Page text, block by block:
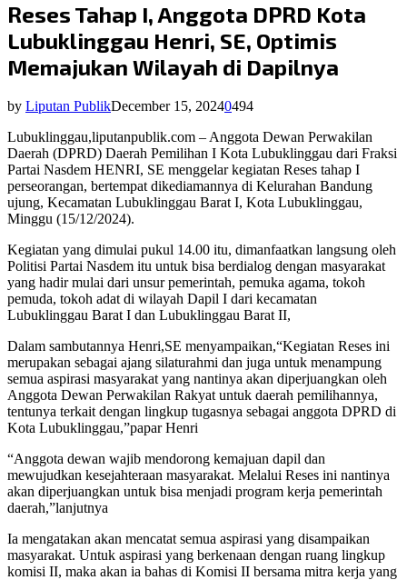
Reses Tahap I, Anggota DPRD Kota
Lubuklinggau Henri, SE, Optimis
Memajukan Wilayah di Dapilnya
by Liputan PublikDecember 15, 20240494
Lubuklinggau,liputanpublik.com – Anggota Dewan Perwakilan
Daerah (DPRD) Daerah Pemilihan I Kota Lubuklinggau dari Fraksi
Partai Nasdem HENRI, SE menggelar kegiatan Reses tahap I
perseorangan, bertempat dikediamannya di Kelurahan Bandung
ujung, Kecamatan Lubuklinggau Barat I, Kota Lubuklinggau,
Minggu (15/12/2024).
Kegiatan yang dimulai pukul 14.00 itu, dimanfaatkan langsung oleh
Politisi Partai Nasdem itu untuk bisa berdialog dengan masyarakat
yang hadir mulai dari unsur pemerintah, pemuka agama, tokoh
pemuda, tokoh adat di wilayah Dapil I dari kecamatan
Lubuklinggau Barat I dan Lubuklinggau Barat II,
Dalam sambutannya Henri,SE menyampaikan,“Kegiatan Reses ini
merupakan sebagai ajang silaturahmi dan juga untuk menampung
semua aspirasi masyarakat yang nantinya akan diperjuangkan oleh
Anggota Dewan Perwakilan Rakyat untuk daerah pemilihannya,
tentunya terkait dengan lingkup tugasnya sebagai anggota DPRD di
Kota Lubuklinggau,”papar Henri
“Anggota dewan wajib mendorong kemajuan dapil dan
mewujudkan kesejahteraan masyarakat. Melalui Reses ini nantinya
akan diperjuangkan untuk bisa menjadi program kerja pemerintah
daerah,”lanjutnya
Ia mengatakan akan mencatat semua aspirasi yang disampaikan
masyarakat. Untuk aspirasi yang berkenaan dengan ruang lingkup
komisi II, maka akan ia bahas di Komisi II bersama mitra kerja yang